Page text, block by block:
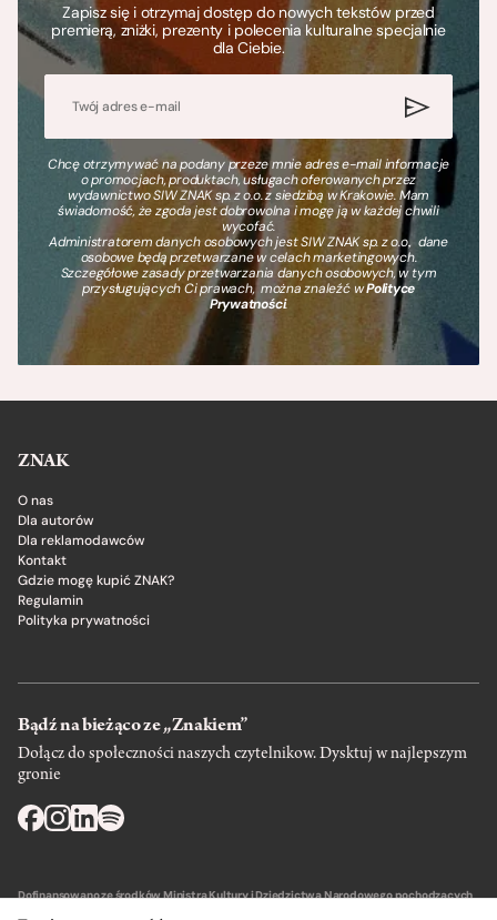
Zapisz się i otrzymaj dostęp do nowych tekstów przed
premierą, zniżki, prezenty i polecenia kulturalne specjalnie
dla Ciebie.
Chcę otrzymywać na podany przeze mnie adres e-mail informacje
o promocjach, produktach, usługach oferowanych przez
wydawnictwo SIW ZNAK sp. z o.o. z siedzibą w Krakowie. Mam
świadomość, że zgoda jest dobrowolna i mogę ją w każdej chwili
wycofać.
Administratorem danych osobowych jest SIW ZNAK sp. z o.o., dane
osobowe będą przetwarzane w celach marketingowych.
Szczegółowe zasady przetwarzania danych osobowych, w tym
przysługujących Ci prawach, można znaleźć wPolityce
Prywatności.
ZNAK
O nas
Dla autorów
Dla reklamodawców
Kontakt
Gdzie mogę kupić ZNAK?
Regulamin
Polityka prywatności
Bądź na bieżąco ze „Znakiem”
Dołącz do społeczności naszych czytelnikow. Dysktuj w najlepszym
gronie
Dofinansowano ze środków Ministra Kultury i Dziedzictwa Narodowego pochodzących